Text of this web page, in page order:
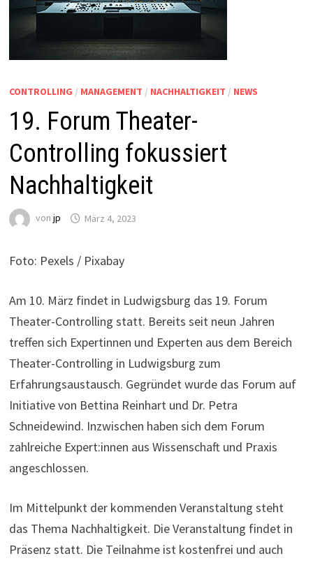
CONTROLLING / MANAGEMENT / NACHHALTIGKEIT / NEWS
19. Forum Theater-
Controlling fokussiert
Nachhaltigkeit
vonjp März 4, 2023
Foto: Pexels / Pixabay
Am 10. März findet in Ludwigsburg das 19. Forum
Theater-Controlling statt. Bereits seit neun Jahren
treffen sich Expertinnen und Experten aus dem Bereich
Theater-Controlling in Ludwigsburg zum
Erfahrungsaustausch. Gegründet wurde das Forum auf
Initiative von Bettina Reinhart und Dr. Petra
Schneidewind. Inzwischen haben sich dem Forum
zahlreiche Expert:innen aus Wissenschaft und Praxis
angeschlossen.
Im Mittelpunkt der kommenden Veranstaltung steht
das Thema Nachhaltigkeit. Die Veranstaltung findet in
Präsenz statt. Die Teilnahme ist kostenfrei und auch